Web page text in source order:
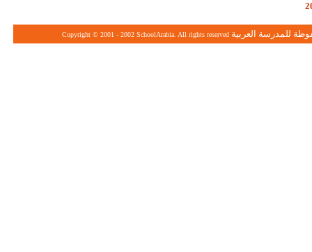
Copyright © 2001 - 2002 SchoolArabia. All rights reserved للمدرسة العربية